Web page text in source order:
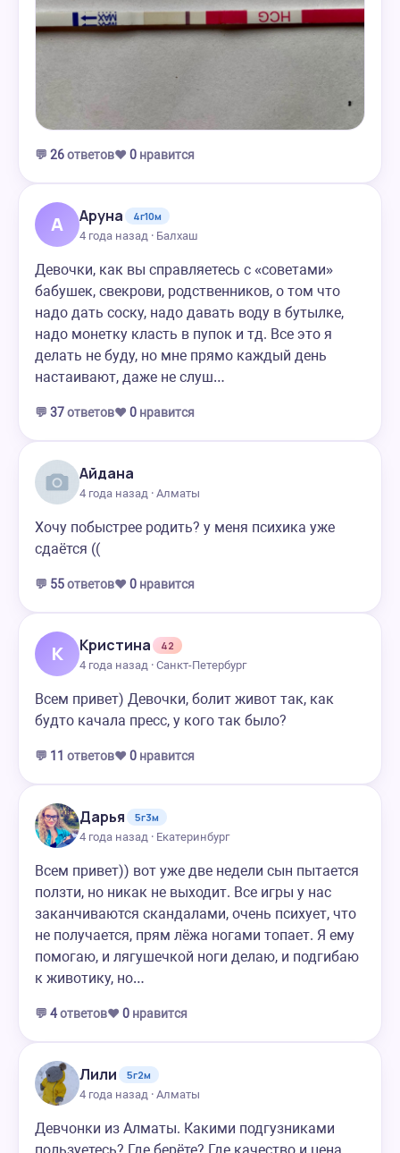
💬 26ответов❤️ 0 нравится
А Аруна
4г10м
4 года назад · Балхаш
Девочки, как вы справляетесь с «советами»
бабушек, свекрови, родственников, о том что
надо дать соску, надо давать воду в бутылке,
надо монетку класть в пупок и тд. Все это я
делать не буду, но мне прямо каждый день
настаивают, даже не слуш…
💬 37ответов❤️ 0 нравится
Айдана
4 года назад · Алматы
Хочу побыстрее родить? у меня психика уже
сдаётся ((
💬 55ответов❤️ 0 нравится
К Кристина
42
4 года назад · Санкт-Петербург
Всем привет) Девочки, болит живот так, как
будто качала пресс, у кого так было?
💬 11 ответов❤️ 0 нравится
Дарья
5г3м
4 года назад · Екатеринбург
Всем привет)) вот уже две недели сын пытается
ползти, но никак не выходит. Все игры у нас
заканчиваются скандалами, очень психует, что
не получается, прям лёжа ногами топает. Я ему
помогаю, и лягушечкой ноги делаю, и подгибаю
к животику, но…
💬 4ответов❤️ 0 нравится
Лили
5г2м
4 года назад · Алматы
Девчонки из Алматы. Какими подгузниками